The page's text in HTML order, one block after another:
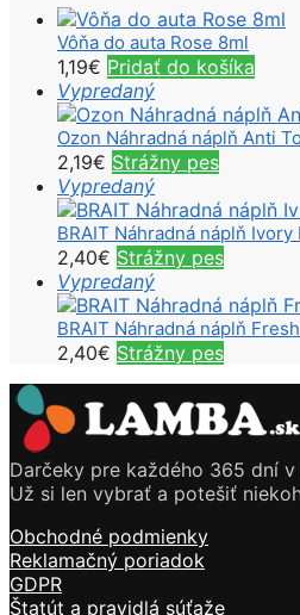
Vôňa do auta Rose 8ml
1,19€ Pridať do košíka
Vypredaný
Ozon Náhradná náplň Anti
2,19€ Strážny pes
Vypredaný
BRAIT Náhradná náplň
2,40€ Strážny pes
Vypredaný
BRAIT Náhradná náplň
2,40€ Strážny pes
Darčeky pre každého 365 dní v
Už si len vybrať a potešiť
Obchodné podmienky
Reklamačný poriadok
GDPR
Štatút a pravidlá súťaže